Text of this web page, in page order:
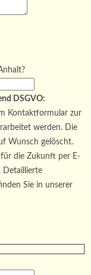
DSGVO:
Kontaktformular zur
werden. Die
Wunsch gelöscht.
die Zukunft per E-
Detaillierte
Sie in unserer